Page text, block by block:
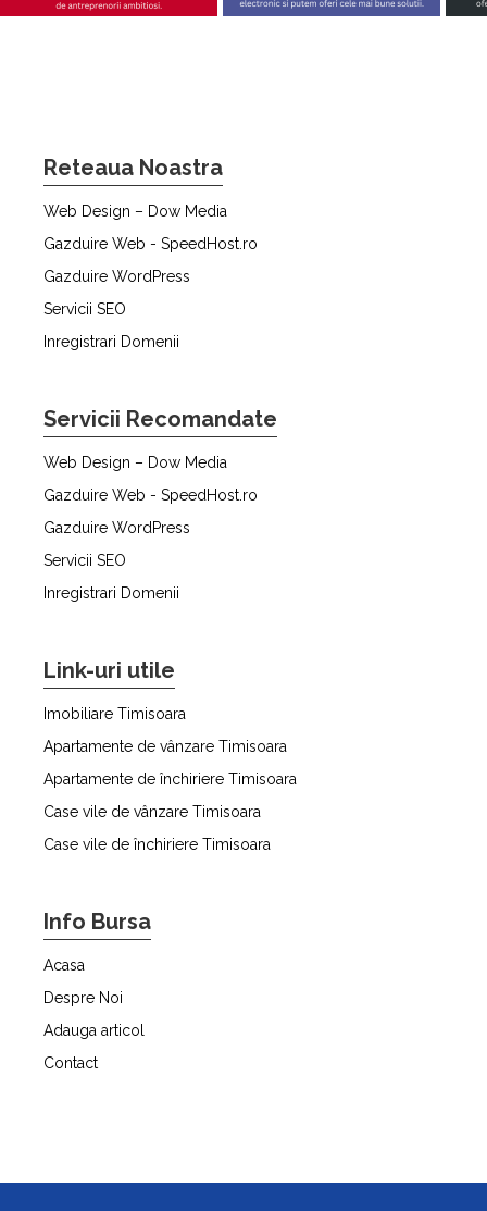
Reteaua Noastra
Web Design – Dow Media
Gazduire Web - SpeedHost.ro
Gazduire WordPress
Servicii SEO
Inregistrari Domenii
Servicii Recomandate
Web Design – Dow Media
Gazduire Web - SpeedHost.ro
Gazduire WordPress
Servicii SEO
Inregistrari Domenii
Link-uri utile
Imobiliare Timisoara
Apartamente de vânzare Timisoara
Apartamente de închiriere Timisoara
Case vile de vânzare Timisoara
Case vile de închiriere Timisoara
Info Bursa
Acasa
Despre Noi
Adauga articol
Contact